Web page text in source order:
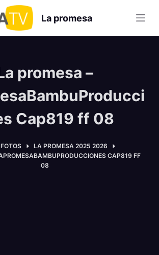
La promesa
promesa –
Cap819 ff 08
FOTOS
LA PROMESA 2025 2026
CAP819 FF
08